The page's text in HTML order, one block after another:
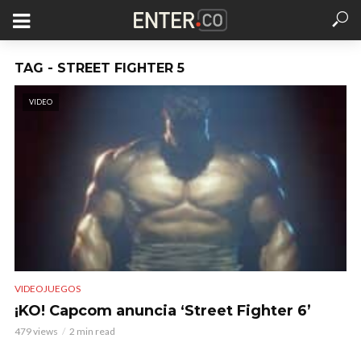
TAG - STREET FIGHTER 5
VIDEO
VIDEOJUEGOS
¡KO! Capcom anuncia ‘Street Fighter 6’
479 views 2 min read